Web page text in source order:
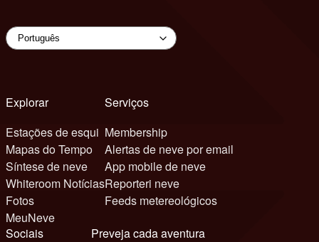
Explorar
Estações de esqui
Mapas do Tempo
Síntese de neve
Whiteroom Notícias
Fotos
MeuNeve
Serviços
Membership
Alertas de neve por email
App mobile de neve
Reporteri neve
Feeds metereológicos
Sociais
Preveja cada aventura